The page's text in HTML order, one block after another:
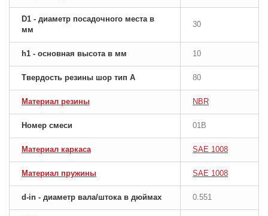
D1 - диаметр посадочного места в
мм
30
h1 - основная высота в мм 10
Твердость резины шор тип A 80
Материал резины NBR
Номер смеси 01B
Материал каркаса SAE 1008
Материал пружины SAE 1008
d-in - диаметр вала/штока в дюймах 0.551